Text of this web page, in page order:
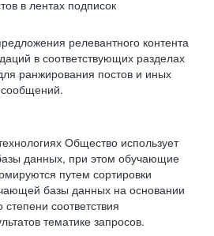
в лентах подписок
релевантного контента
в соответствующих разделах
ранжирования постов и иных
Общество использует
данных, при этом обучающие
путем сортировки
базы данных на основании
соответствия
тематике запросов.